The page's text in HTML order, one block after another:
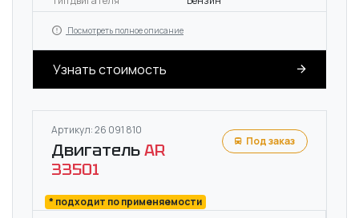
Посмотреть полное описание
Узнать стоимость
Артикул: 26 091 810
ДвигательAR
33501
* подходит по применяемости
Под заказ